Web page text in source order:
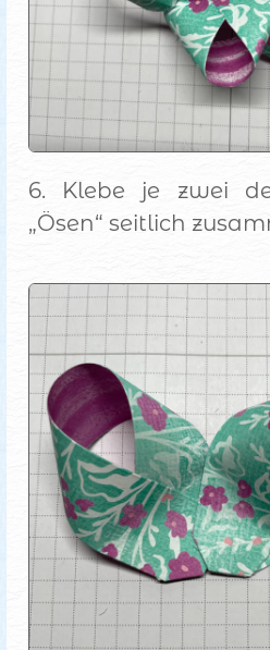
6. Klebe je zwei
„Ösen“ seitlich